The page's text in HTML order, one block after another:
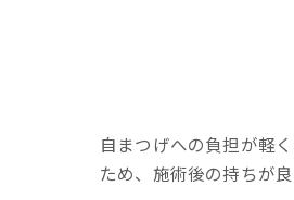
自まつげへの負担が軽
ため、施術後の持ちが